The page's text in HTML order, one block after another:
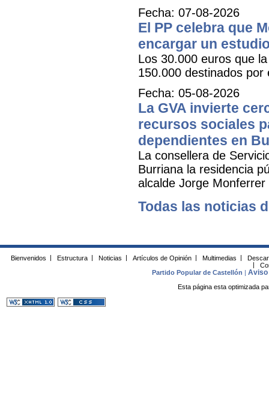
Fecha: 07-08-2026
El PP celebra que
encargar un
Los 30.000 euros que
150.000 destinados
Fecha: 05-08-2026
La GVA invierte
recursos sociales
dependientes en
La consellera de
Burriana la residencia
alcalde Jorge Monferrer
Todas las noticias
Bienvenidos Estructura Noticias Artículos de Opinión Multimedias
Partido Popular de Castellón
|Aviso
Esta página esta optimizada